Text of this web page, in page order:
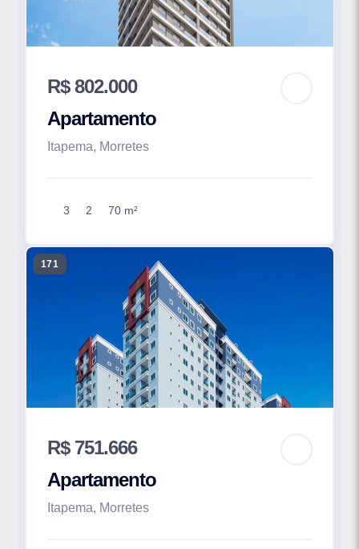
R$ 802.000
Apartamento
Itapema, Morretes
3 2 70 m²
171
R$ 751.666
Apartamento
Itapema, Morretes